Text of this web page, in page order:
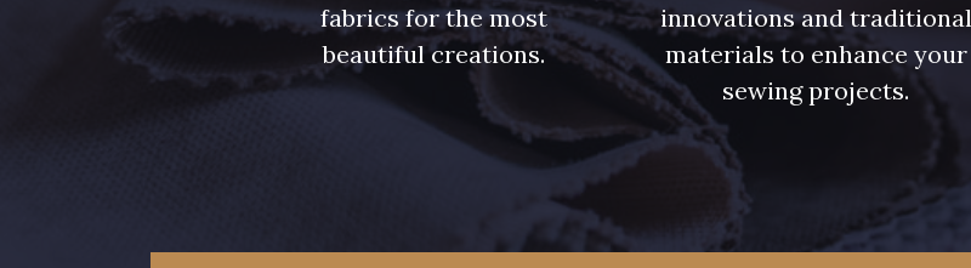
fabrics for the most
beautiful creations.
innovations and traditional
materials to enhance your
sewing projects.